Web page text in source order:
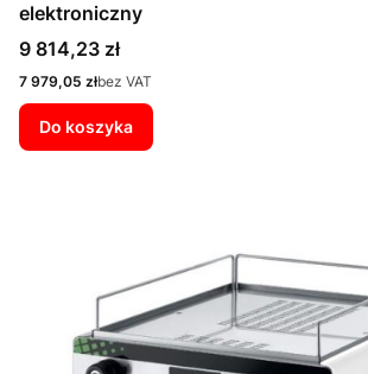
elektroniczny
Cena
9 814,23 zł
Cena
7 979,05 złbez VAT
Do koszyka